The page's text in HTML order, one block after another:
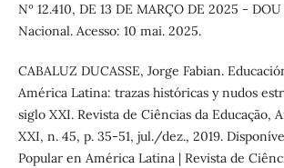
Nº 12.410, DE 13 DE MARÇO DE 2025 -
Nacional. Acesso: 10 mai. 2025.
CABALUZ DUCASSE, Jorge Fabian.
América Latina: trazas históricas y nudos
siglo XXI. Revista de Ciências da Educação,
XXI, n. 45, p. 35-51, jul./dez., 2019.
Popular en América Latina | Revista de